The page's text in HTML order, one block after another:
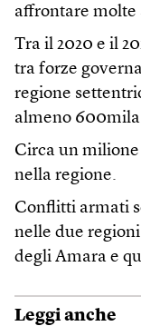
affrontare molte
Tra il 2020 e il
tra forze
regione
almeno
Circa un milione
nella regione.
Conflitti armati
nelle due
degli Amara e
Leggi anche